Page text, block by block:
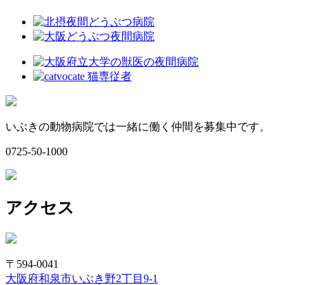
いぶきの動物病院では一緒に働く仲間を募集中です。
0725-50-1000
アクセス
〒594-0041
大阪府和泉市いぶき野2丁目9-1